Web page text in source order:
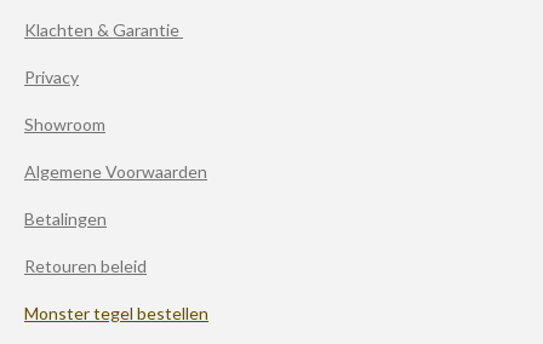
Klachten & Garantie
Privacy
Showroom
Algemene Voorwaarden
Betalingen
Retouren beleid
Monster tegel bestellen